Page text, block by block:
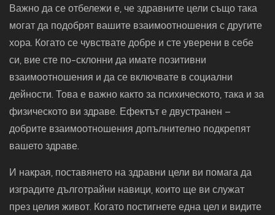
Важно да се отбележи е, че здравните цели също така
могат да подобрят вашите взаимоотношения с другите
хора. Когато се чувствате добре и сте уверени в себе
си, вие сте по-склонни да имате позитивни
взаимоотношения и да се включвате в социални
дейности. Това е важно както за психическото, така и за
физическото ви здраве. Ефектът е двустранен –
добрите взаимоотношения допълнително подкрепят
вашето здраве.
И накрая, поставянето на здравни цели ви помага да
изградите дълготрайни навици, които ще ви служат
през целия живот. Когато постигнете една цел и видите